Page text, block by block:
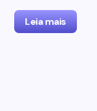
Leia mais